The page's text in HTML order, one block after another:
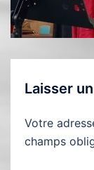
Laisser
Votre
champs